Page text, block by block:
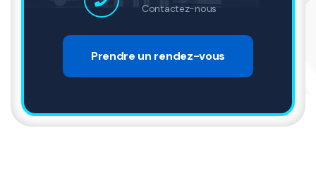
Contactez-nous
Prendre un rendez-vous